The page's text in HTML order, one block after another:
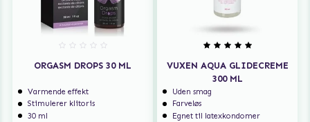
ORGASM DROPS 30 ML
Varmende effekt
Stimulerer klitoris
30 ml
VUXEN AQUA GLIDECREME
300 ML
Uden smag
Farveløs
Egnet til latexkondomer